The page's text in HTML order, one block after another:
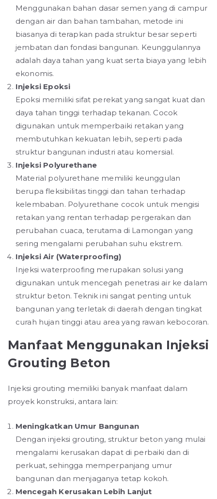
Menggunakan bahan dasar semen yang di campur
dengan air dan bahan tambahan, metode ini
biasanya di terapkan pada struktur besar seperti
jembatan dan fondasi bangunan. Keunggulannya
adalah daya tahan yang kuat serta biaya yang lebih
ekonomis.
Injeksi Epoksi
Epoksi memiliki sifat perekat yang sangat kuat dan
daya tahan tinggi terhadap tekanan. Cocok
digunakan untuk memperbaiki retakan yang
membutuhkan kekuatan lebih, seperti pada
struktur bangunan industri atau komersial.
Injeksi Polyurethane
Material polyurethane memiliki keunggulan
berupa fleksibilitas tinggi dan tahan terhadap
kelembaban. Polyurethane cocok untuk mengisi
retakan yang rentan terhadap pergerakan dan
perubahan cuaca, terutama di Lamongan yang
sering mengalami perubahan suhu ekstrem.
Injeksi Air (Waterproofing)
Injeksi waterproofing merupakan solusi yang
digunakan untuk mencegah penetrasi air ke dalam
struktur beton. Teknik ini sangat penting untuk
bangunan yang terletak di daerah dengan tingkat
curah hujan tinggi atau area yang rawan kebocoran.
Manfaat Menggunakan Injeksi
Grouting Beton
Injeksi grouting memiliki banyak manfaat dalam
proyek konstruksi, antara lain:
Meningkatkan Umur Bangunan
Dengan injeksi grouting, struktur beton yang mulai
mengalami kerusakan dapat di perbaiki dan di
perkuat, sehingga memperpanjang umur
bangunan dan menjaganya tetap kokoh.
Mencegah Kerusakan Lebih Lanjut